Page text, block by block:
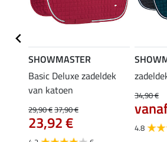
SHOWMASTER
Basic Deluxe zadeldek
van katoen
29,90 €37,90 €
23,92 €
34,90 €
4.8